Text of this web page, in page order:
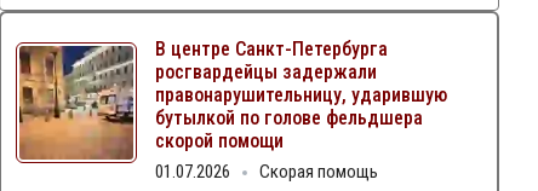
В центре Санкт-Петербурга
росгвардейцы задержали
правонарушительницу, ударившую
бутылкой по голове фельдшера
скорой помощи
01.07.2026 Скорая помощь